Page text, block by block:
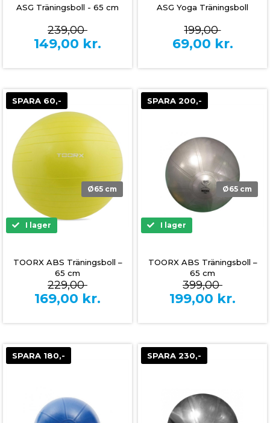
ASG Träningsboll - 65 cm
239,00
149,00 kr.
ASG Yoga Träningsboll
199,00
69,00 kr.
SPARA 60,-
Ø65 cm
I lager
TOORX ABS Träningsboll –
65 cm
229,00
169,00 kr.
SPARA 200,-
Ø65 cm
I lager
TOORX ABS Träningsboll –
65 cm
399,00
199,00 kr.
SPARA 180,- SPARA 230,-